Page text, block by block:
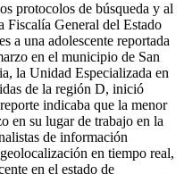
protocolos de búsqueda y al
Fiscalía General del Estado
a una adolescente reportada
en el municipio de San
la Unidad Especializada en
de la región D, inició
indicaba que la menor
en su lugar de trabajo en la
de información
en tiempo real,
en el estado de